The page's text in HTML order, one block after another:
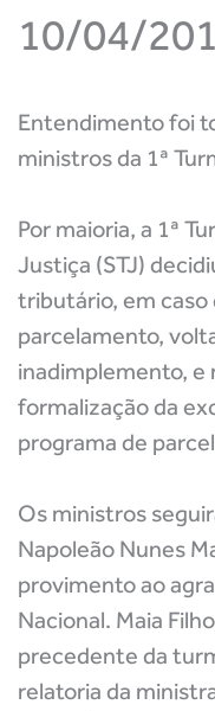
10/04/
Entendimento foi
ministros da 1ª
Por maioria, a 1ª
Justiça (STJ)
tributário, em
parcelamento,
inadimplemento, e
formalização da
programa de
Os ministros
Napoleão Nunes
provimento ao
Nacional. Maia
precedente da
relatoria da